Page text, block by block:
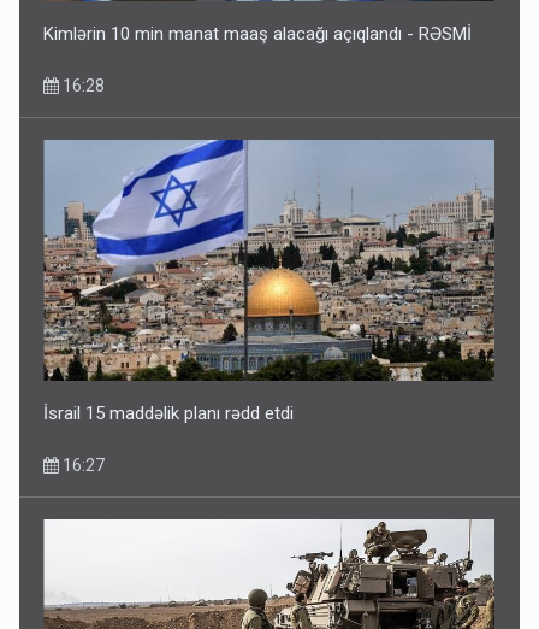
Kimlərin 10 min manat maaş alacağı açıqlandı - RƏSMİ
16:28
İsrail 15 maddəlik planı rədd etdi
16:27